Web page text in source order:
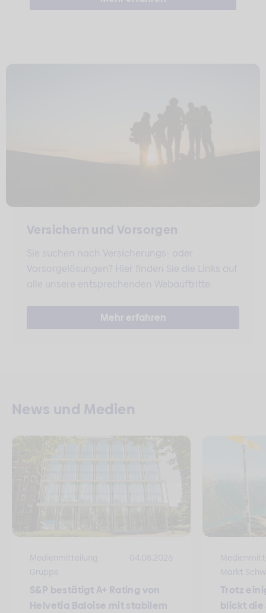
Versichern und Vorsorgen
Sie suchen nach Versicherungs- oder
Vorsorgelösungen? Hier finden Sie die Links auf
alle unsere entsprechenden Webauftritte.
Mehr erfahren
News und Medien
Medienmitteilung
Gruppe
04.08.2026
S&P bestätigt A+ Rating von
Helvetia Baloise mit stabilem
Markt
Trotz
blickt die